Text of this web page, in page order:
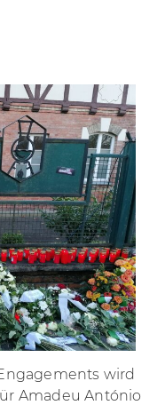
wird
Amadeu António